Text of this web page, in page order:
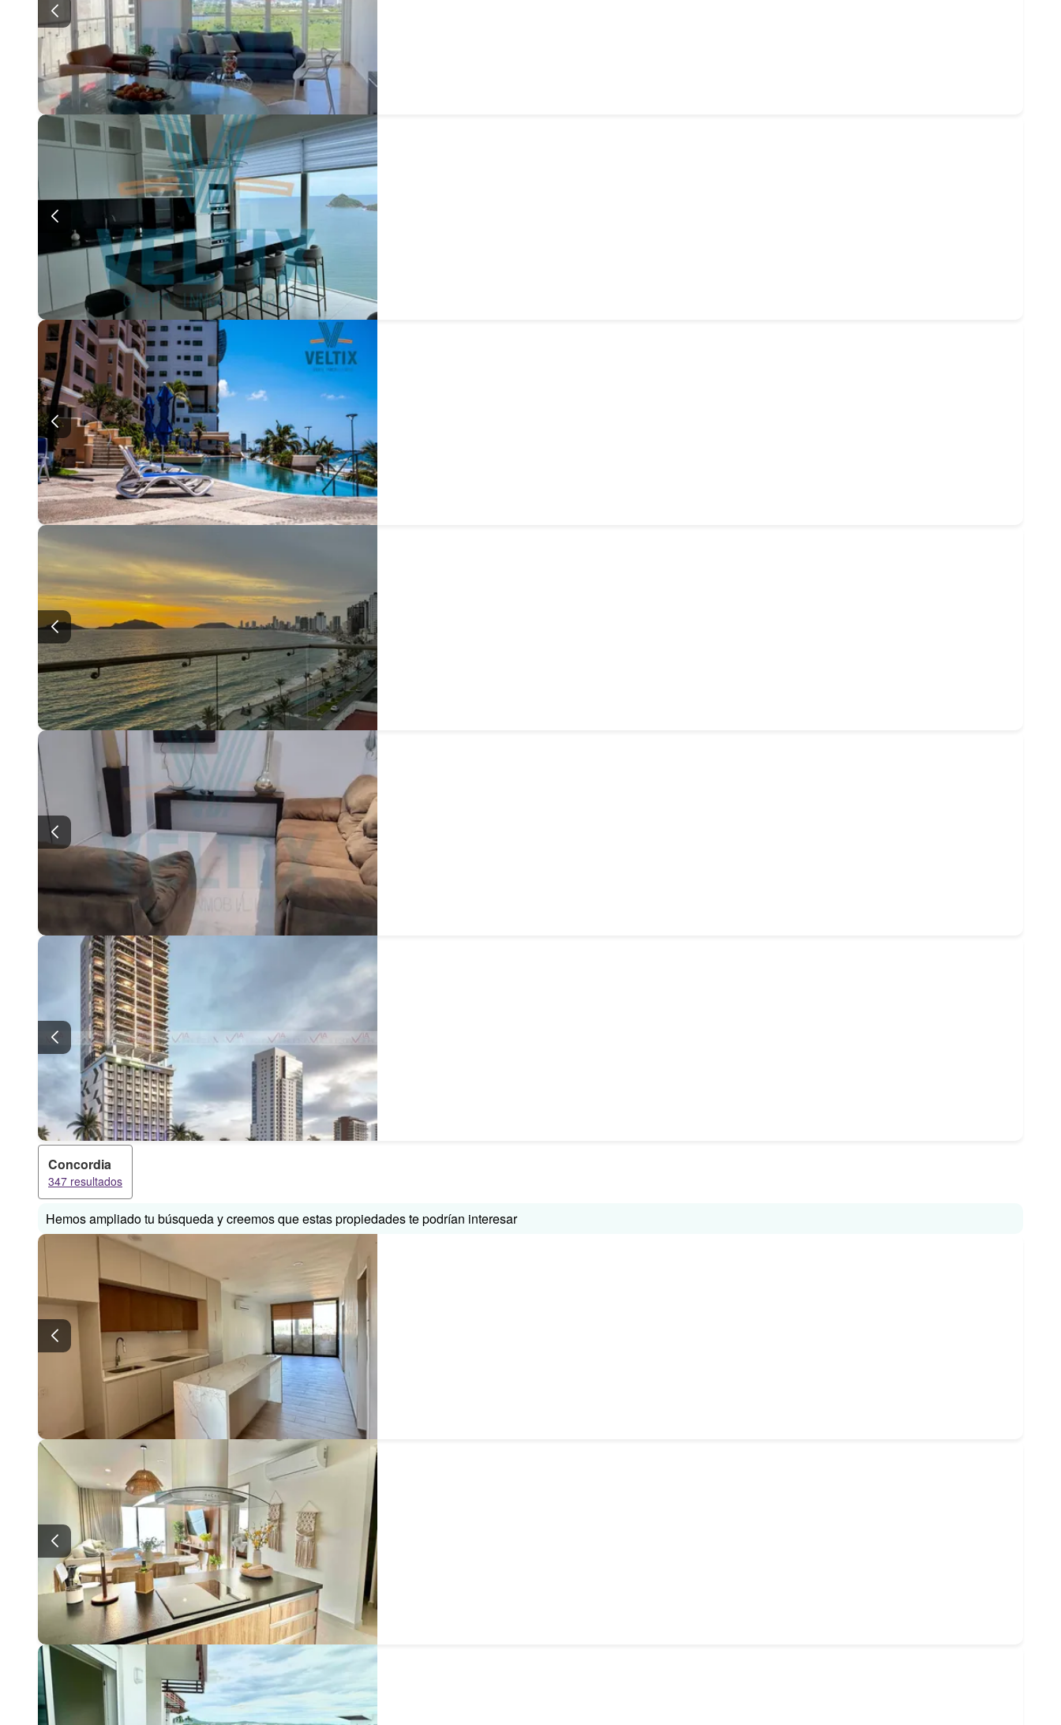
Concordia
347 resultados
Hemos ampliado tu búsqueda y creemos que estas propiedades te podrían interesar